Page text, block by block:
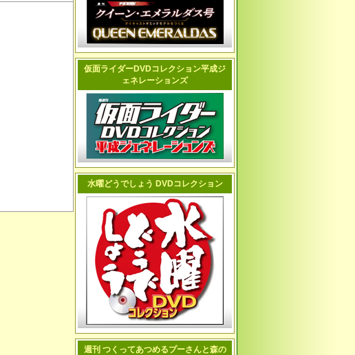
仮面ライダーDVDコレクション平成ジ
ェネレーションズ
水曜どうでしょう DVDコレクション
週刊 つくってあつめるプーさんと森の